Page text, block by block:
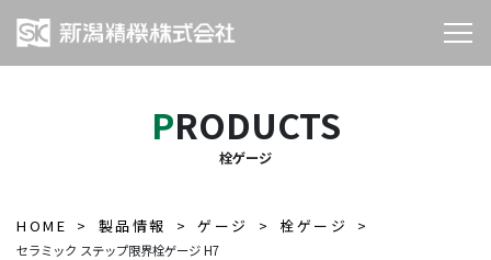
PRODUCTS
栓ゲージ
HOME 製品情報 ゲージ 栓ゲージ
セラミック ステップ限界栓ゲージ H7